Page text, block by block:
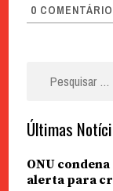
0
Últimas
ONU
alerta para